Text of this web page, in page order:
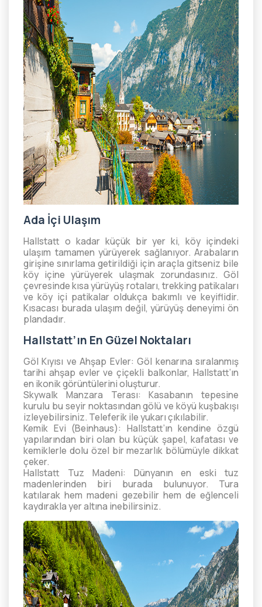
Ada İçi Ulaşım
Hallstatt o kadar küçük bir yer ki, köy içindeki
ulaşım tamamen yürüyerek sağlanıyor. Arabaların
girişine sınırlama getirildiği için araçla gitseniz bile
köy içine yürüyerek ulaşmak zorundasınız. Göl
çevresinde kısa yürüyüş rotaları, trekking patikaları
ve köy içi patikalar oldukça bakımlı ve keyiflidir.
Kısacası burada ulaşım değil, yürüyüş deneyimi ön
plandadır.
Hallstatt’ın En Güzel Noktaları
Göl Kıyısı ve Ahşap Evler: Göl kenarına sıralanmış
tarihi ahşap evler ve çiçekli balkonlar, Hallstatt’ın
en ikonik görüntülerini oluşturur.
Skywalk Manzara Terası: Kasabanın tepesine
kurulu bu seyir noktasından gölü ve köyü kuşbakışı
izleyebilirsiniz. Teleferik ile yukarı çıkılabilir.
Kemik Evi (Beinhaus): Hallstatt’ın kendine özgü
yapılarından biri olan bu küçük şapel, kafatası ve
kemiklerle dolu özel bir mezarlık bölümüyle dikkat
çeker.
Hallstatt Tuz Madeni: Dünyanın en eski tuz
madenlerinden biri burada bulunuyor. Tura
katılarak hem madeni gezebilir hem de eğlenceli
kaydırakla yer altına inebilirsiniz.